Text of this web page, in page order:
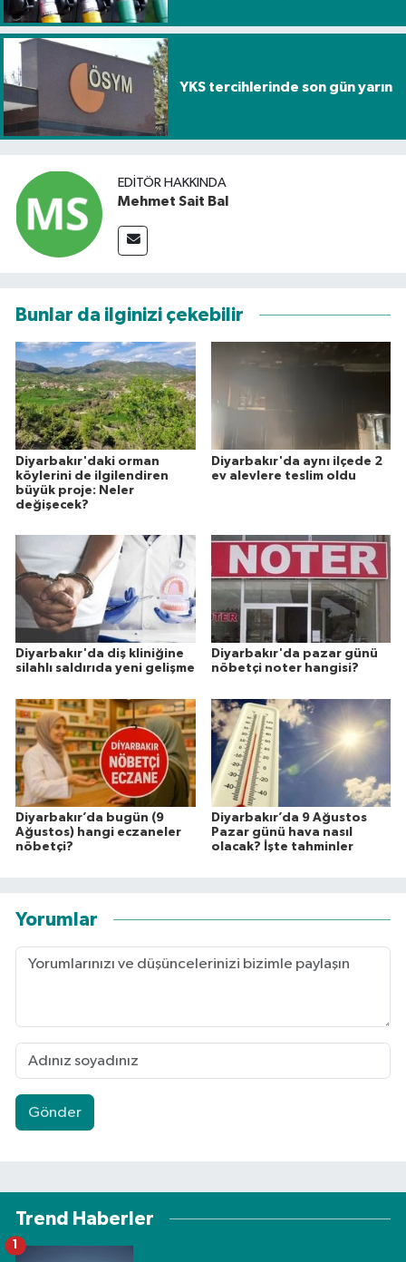
YKS tercihlerinde son gün yarın
EDITÖR HAKKINDA
Mehmet Sait Bal
Bunlar da ilginizi çekebilir
Diyarbakır'daki orman
köylerini de ilgilendiren
büyük proje: Neler
değişecek?
Diyarbakır'da aynı ilçede 2
ev alevlere teslim oldu
Diyarbakır'da diş kliniğine
silahlı saldırıda yeni gelişme
Diyarbakır'da pazar günü
nöbetçi noter hangisi?
Diyarbakır’da bugün (9
Ağustos) hangi eczaneler
nöbetçi?
Diyarbakır’da 9 Ağustos
Pazar günü hava nasıl
olacak? İşte tahminler
Yorumlar
Gönder
Trend Haberler
1